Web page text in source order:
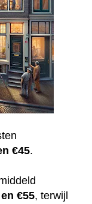
€45.
€55, terwijl